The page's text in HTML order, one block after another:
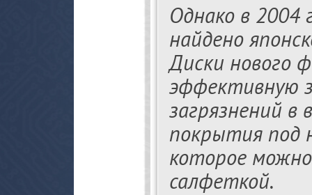
Однако в 2004
найдено
Диски нового
эффективную
загрязнений в
покрытия под
которое
салфеткой.